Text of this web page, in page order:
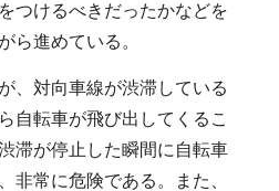
つけるべきだったかなどを
ら進めている。
、対向車線が渋滞している
自転車が飛び出してくるこ
滞が停止した瞬間に自転車
非常に危険である。また、